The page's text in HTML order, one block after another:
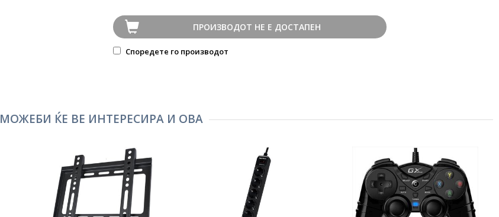
ПРОИЗВОДОТ НЕ Е ДОСТАПЕН
Споредете го производот
МОЖЕБИ ЌЕ ВЕ ИНТЕРЕСИРА И ОВА